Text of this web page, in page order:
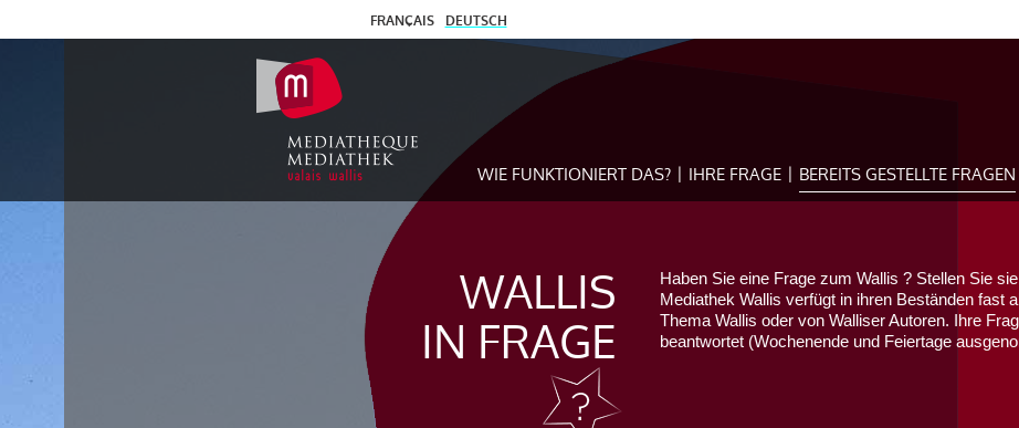
FRANÇAIS DEUTSCH
WIE FUNKTIONIERT DAS? IHRE FRAGE BEREITS GESTELLTE FRAGEN
WALLIS
IN FRAGE
Haben Sie eine Frage zum Wallis ? Stellen Sie
Mediathek Wallis verfügt in ihren Beständen fast
Thema Wallis oder von Walliser Autoren. Ihre
beantwortet (Wochenende und Feiertage